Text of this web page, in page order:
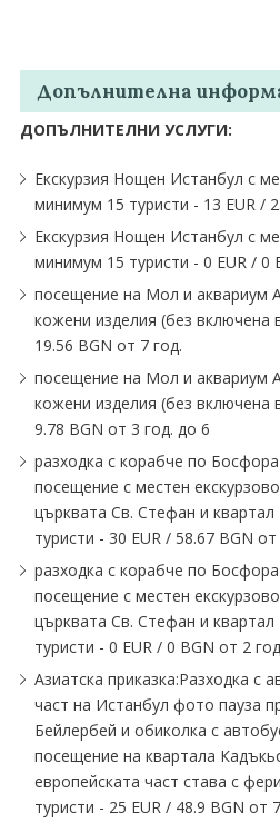
Допълнителна
ДОПЪЛНИТЕЛНИ УСЛУГИ:
Екскурзия Нощен Истанбул с
минимум 15 туристи - 13 EUR ∕
Екскурзия Нощен Истанбул с
минимум 15 туристи - 0 EUR ∕ 0
посещение на Мол и аквариум
кожени изделия (без включена
19.56 BGN от 7 год.
посещение на Мол и аквариум
кожени изделия (без включена
9.78 BGN от 3 год. до 6
разходка с корабче по
посещение с местен
църквата Св. Стефан и
туристи - 30 EUR ∕ 58.67 BGN от
разходка с корабче по
посещение с местен
църквата Св. Стефан и
туристи - 0 EUR ∕ 0 BGN от 2
Азиатска приказка:Разходка с
част на Истанбул фото пауза
Бейлербей и обиколка с
посещение на квартала
европейската част става с
туристи - 25 EUR ∕ 48.9 BGN от